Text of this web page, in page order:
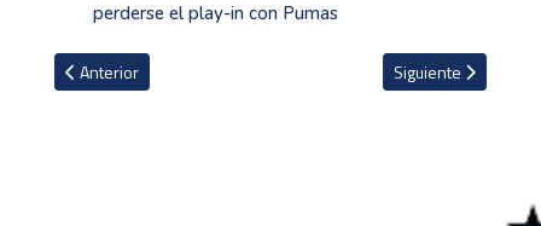
perderse el play-in con Pumas
Artículo anterior: Manchester City goleó al Liverpool para
Anterior Artículo siguiente:
Siguiente